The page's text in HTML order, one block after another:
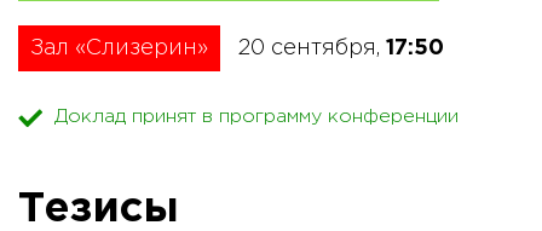
Зал «Слизерин» 20 сентября, 17:50
Доклад принят в программу конференции
Тезисы